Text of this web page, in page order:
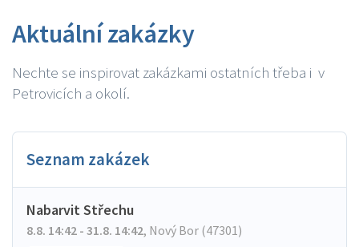
Aktuální zakázky
Nechte se inspirovat zakázkami ostatních třeba i v
Petrovicích a okolí.
Seznam zakázek
Nabarvit Střechu
8.8. 14:42 - 31.8. 14:42, Nový Bor (47301)